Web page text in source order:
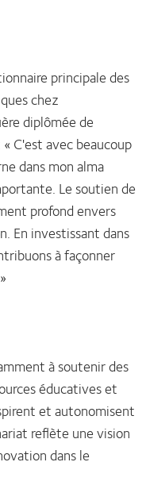
principale des
chez
diplômée de
C'est avec beaucoup
dans mon alma
Le soutien de
profond envers
En investissant dans
à façonner
à soutenir des
éducatives et
et autonomisent
reflète une vision
dans le